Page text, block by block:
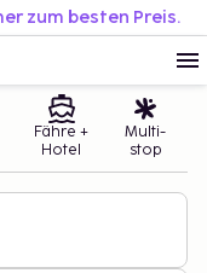
zum besten Preis.
Fähre +
Hotel
Multi-
stop